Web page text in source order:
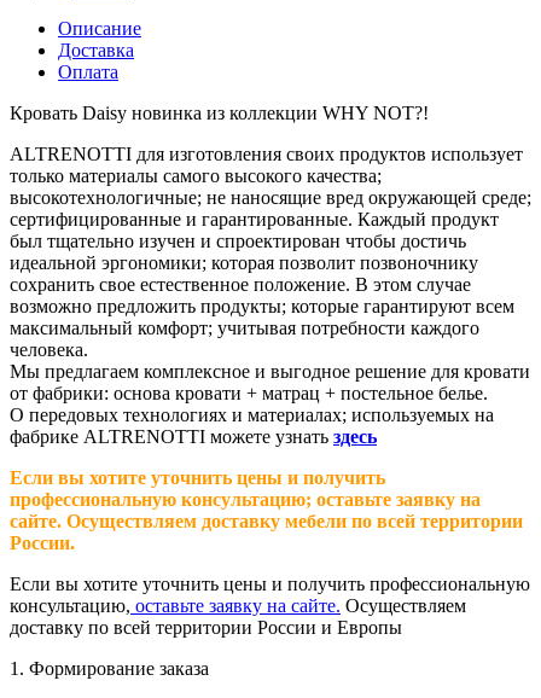
Описание
Доставка
Оплата
Кровать Daisy новинка из коллекции WHY NOT?!
ALTRENOTTI для изготовления своих продуктов использует
только материалы самого высокого качества;
высокотехнологичные; не наносящие вред окружающей среде;
сертифицированные и гарантированные. Каждый продукт
был тщательно изучен и спроектирован чтобы достичь
идеальной эргономики; которая позволит позвоночнику
сохранить свое естественное положение. В этом случае
возможно предложить продукты; которые гарантируют всем
максимальный комфорт; учитывая потребности каждого
человека.
Мы предлагаем комплексное и выгодное решение для кровати
от фабрики: основа кровати + матрац + постельное белье.
О передовых технологиях и материалах; используемых на
фабрике ALTRENOTTI можете узнать здесь
Если вы хотите уточнить цены и получить
профессиональную консультацию; оставьте заявку на
сайте. Осуществляем доставку мебели по всей территории
России.
Если вы хотите уточнить цены и получить профессиональную
консультацию, оставьте заявку на сайте. Осуществляем
доставку по всей территории России и Европы
1. Формирование заказа